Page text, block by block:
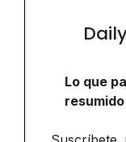
Lo que